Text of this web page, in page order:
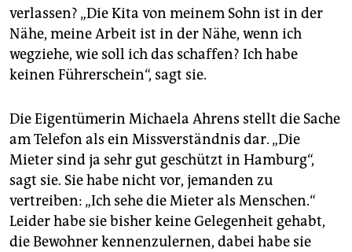
verlassen? „Die Kita von meinem Sohn ist in der
Nähe, meine Arbeit ist in der Nähe, wenn ich
wegziehe, wie soll ich das schaffen? Ich habe
keinen Führerschein“, sagt sie.
Die Eigentümerin Michaela Ahrens stellt die Sache
am Telefon als ein Missverständnis dar. „Die
Mieter sind ja sehr gut geschützt in Hamburg“,
sagt sie. Sie habe nicht vor, jemanden zu
vertreiben: „Ich sehe die Mieter als Menschen.“
Leider habe sie bisher keine Gelegenheit gehabt,
die Bewohner kennenzulernen, dabei habe sie